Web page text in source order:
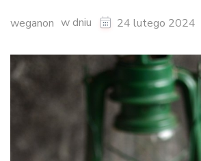
weganon w dniu 24 lutego 2024